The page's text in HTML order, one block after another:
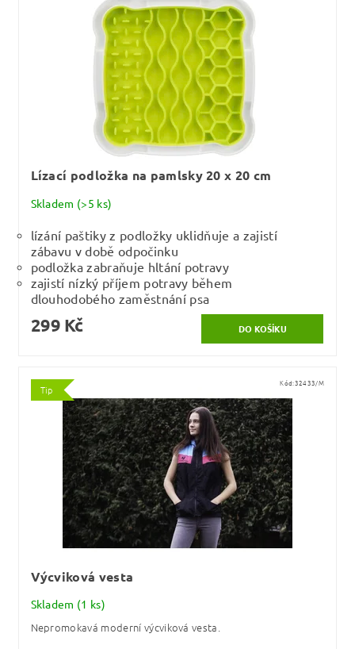
Lízací podložka na pamlsky 20 x 20 cm
Skladem (>5 ks)
lízání paštiky z podložky uklidňuje a zajistí
zábavu v době odpočinku
podložka zabraňuje hltání potravy
zajistí nízký příjem potravy během
dlouhodobého zaměstnání psa
299 Kč
Tip
Kód:32433/M
Výcviková vesta
Skladem (1 ks)
Nepromokavá moderní výcviková vesta.